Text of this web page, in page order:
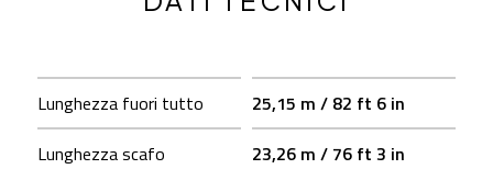
Lunghezza fuori tutto
25,15 m / 82 ft 6 in
Lunghezza scafo
23,26 m / 76 ft 3 in